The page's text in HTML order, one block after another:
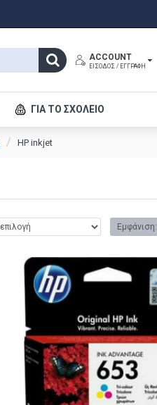
ACCOUNT
ΕΊΣΟΔΟΣ / ΕΓΓΡΑΦΉ
ΓΙΑ ΤΟ ΣΧΟΛΕΊΟ
HP inkjet
Εμφάνιση: